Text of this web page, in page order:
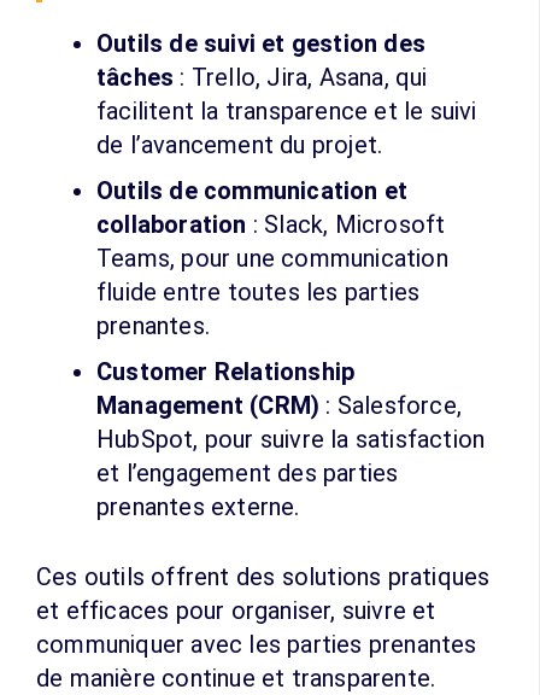
Outils de suivi et gestion des
tâches : Trello, Jira, Asana, qui
facilitent la transparence et le suivi
de l’avancement du projet.
Outils de communication et
collaboration : Slack, Microsoft
Teams, pour une communication
fluide entre toutes les parties
prenantes.
Customer Relationship
Management (CRM) : Salesforce,
HubSpot, pour suivre la satisfaction
et l’engagement des parties
prenantes externe.
Ces outils offrent des solutions pratiques
et efficaces pour organiser, suivre et
communiquer avec les parties prenantes
de manière continue et transparente.